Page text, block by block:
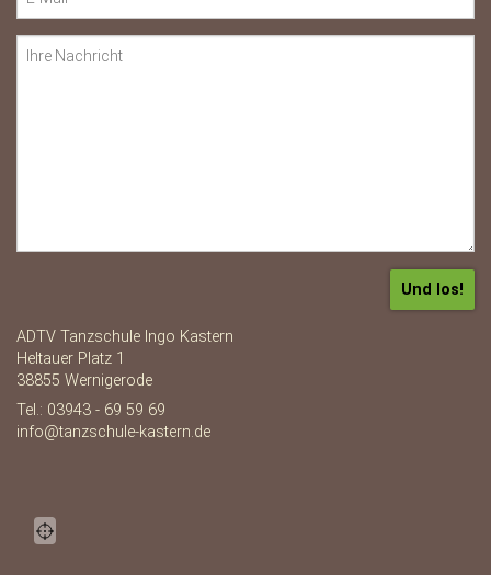
ADTV Tanzschule Ingo Kastern
Heltauer Platz 1
38855 Wernigerode
Tel.: 03943 - 69 59 69
info@tanzschule-kastern.de